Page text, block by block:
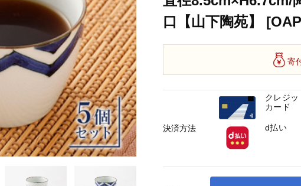
口【山下陶苑】
寄
決済方法
クレジッ
カード
d払い